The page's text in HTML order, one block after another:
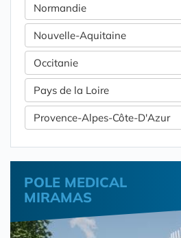
Normandie
Nouvelle-Aquitaine
Occitanie
Pays de la Loire
Provence-Alpes-Côte-D'Azur
POLE MEDICAL
MIRAMAS